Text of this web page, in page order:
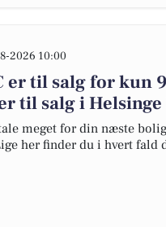
2026 10:00
er til salg for kun
til salg i
meget for din næste
her finder du i hvert fald